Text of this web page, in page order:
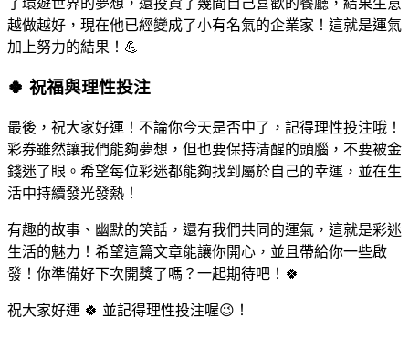
越做越好，現在他已經變成了小有名氣的企業家！這就是運氣
加上努力的結果！💪
🍀 祝福與理性投注
最後，祝大家好運！不論你今天是否中了，記得理性投注哦！
彩券雖然讓我們能夠夢想，但也要保持清醒的頭腦，不要被金
錢迷了眼。希望每位彩迷都能夠找到屬於自己的幸運，並在生
活中持續發光發熱！
有趣的故事、幽默的笑話，還有我們共同的運氣，這就是彩迷
生活的魅力！希望這篇文章能讓你開心，並且帶給你一些啟
發！你準備好下次開獎了嗎？一起期待吧！🍀
祝大家好運 🍀 並記得理性投注喔😉！